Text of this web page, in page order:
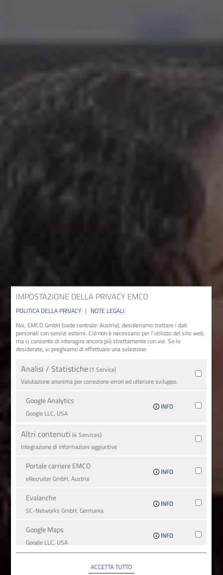
IMPOSTAZIONE DELLA PRIVACY EMCO
POLITICA DELLA PRIVACY | NOTE LEGALI
Noi, EMCO GmbH (sede centrale: Austria), desideriamo trattare i dati
personali con servizi esterni. Ciò non è necessario per l'utilizzo del sito web,
ma ci consente di interagire ancora più strettamente con voi. Se lo
desiderate, vi preghiamo di effettuare una selezione:
Analisi / Statistiche(1 Service)
Valutazione anonima per correzione errori ed ulteriore sviluppo.
Google Analytics
Google LLC, USA
INFO
Altri contenuti (4 Services)
Integrazione di informazioni aggiuntive
Portale carriere EMCO
eRecruiter GmbH, Austria
INFO
Evalanche
SC-Networks GmbH, Germania
INFO
Google Maps
Google LLC, USA
INFO
ACCETTA TUTTO